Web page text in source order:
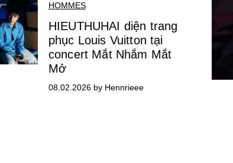
HOMMES
HIEUTHUHAI diện trang
phục Louis Vuitton tại
concert Mắt Nhắm Mắt
Mở
08.02.2026 by Hennrieee